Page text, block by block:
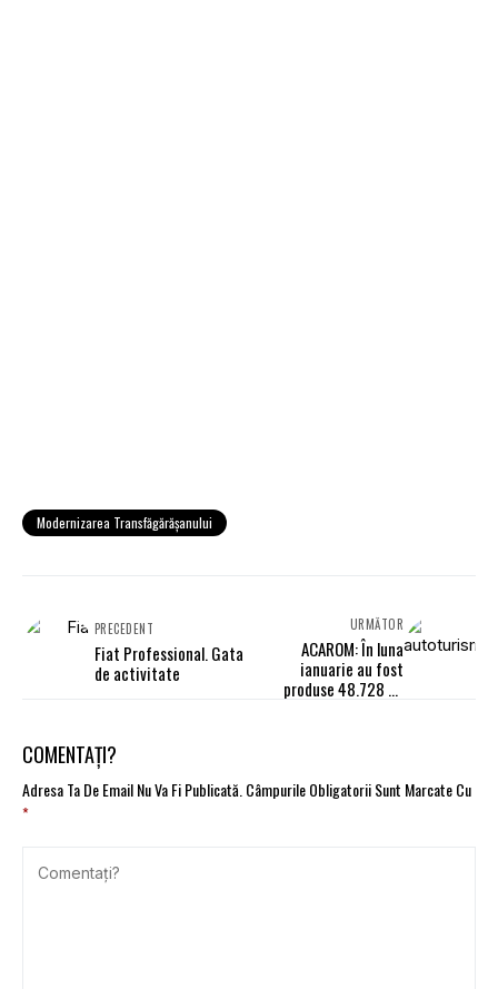
Modernizarea Transfăgărășanului
PRECEDENT
Fiat Professional. Gata
de activitate
URMĂTOR
ACAROM: În luna
ianuarie au fost
produse 48.728 de
COMENTAȚI?
Adresa Ta De Email Nu Va Fi Publicată.Câmpurile Obligatorii Sunt Marcate Cu
*